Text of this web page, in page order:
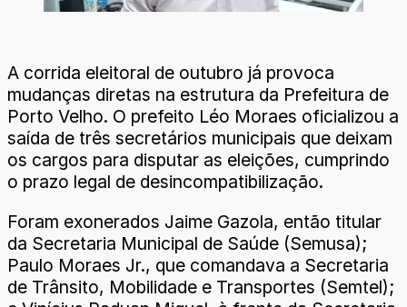
A corrida eleitoral de outubro já provoca
mudanças diretas na estrutura da Prefeitura de
Porto Velho. O prefeito Léo Moraes oficializou a
saída de três secretários municipais que deixam
os cargos para disputar as eleições, cumprindo
o prazo legal de desincompatibilização.
Foram exonerados Jaime Gazola, então titular
da Secretaria Municipal de Saúde (Semusa);
Paulo Moraes Jr., que comandava a Secretaria
de Trânsito, Mobilidade e Transportes (Semtel);